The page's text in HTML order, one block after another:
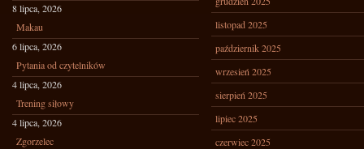
8 lipca, 2026
Makau
6 lipca, 2026
Pytania od czytelników
4 lipca, 2026
Trening siłowy
4 lipca, 2026
Zgorzelec
listopad 2025
październik 2025
wrzesień 2025
sierpień 2025
lipiec 2025
czerwiec 2025